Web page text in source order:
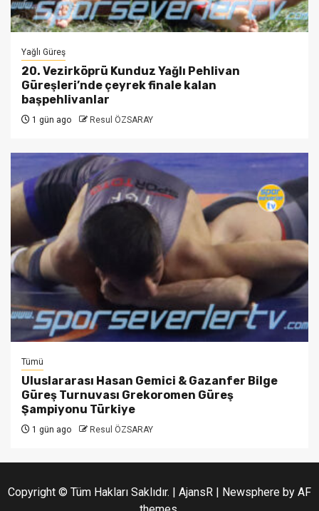
Yağlı Güreş
20. Vezirköprü Kunduz Yağlı Pehlivan
Güreşleri’nde çeyrek finale kalan
başpehlivanlar
1 gün ago Resul ÖZSARAY
Tümü
Uluslararası Hasan Gemici & Gazanfer Bilge
Güreş Turnuvası Grekoromen Güreş
Şampiyonu Türkiye
1 gün ago Resul ÖZSARAY
Copyright © Tüm Hakları Saklıdır. | AjansR | Newsphere by AF